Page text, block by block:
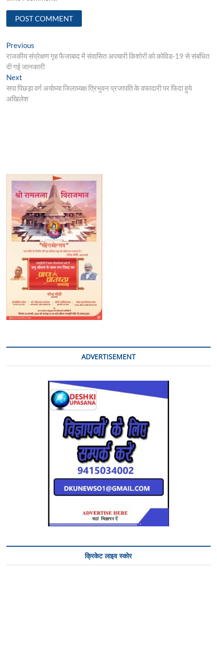
Post
navigation
Previous
post:
राजकीय संप्रेक्षण गृह फैजाबाद में संवासित अपचारी किशोरों को कोविड-19 से संबंधित
दी गई जानकारी
Next
post:
सपा पिछड़ा वर्ग अयोध्या जिलाध्यक्ष त्रिभुवन प्रजापति के वफादारी पर फिदा हुये
अखिलेश
ADVERTISEMENT
क्रिकेट लाइव स्कोर